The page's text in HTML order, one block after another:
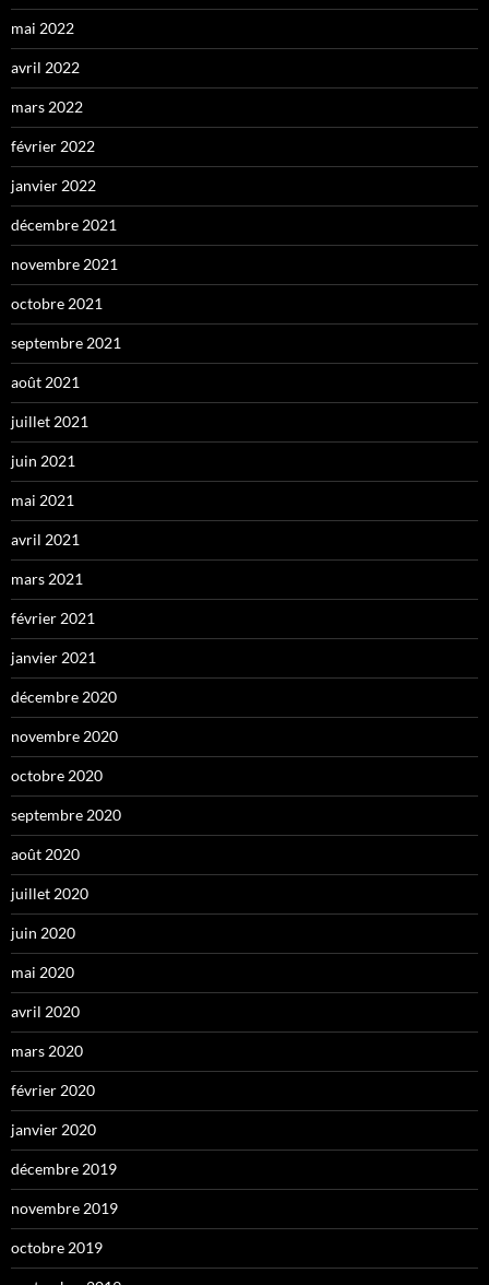
mai 2022
avril 2022
mars 2022
février 2022
janvier 2022
décembre 2021
novembre 2021
octobre 2021
septembre 2021
août 2021
juillet 2021
juin 2021
mai 2021
avril 2021
mars 2021
février 2021
janvier 2021
décembre 2020
novembre 2020
octobre 2020
septembre 2020
août 2020
juillet 2020
juin 2020
mai 2020
avril 2020
mars 2020
février 2020
janvier 2020
décembre 2019
novembre 2019
octobre 2019